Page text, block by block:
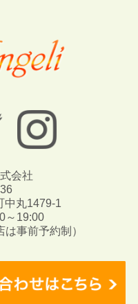
会社
中丸1479-1
～19:00
事前予約制）